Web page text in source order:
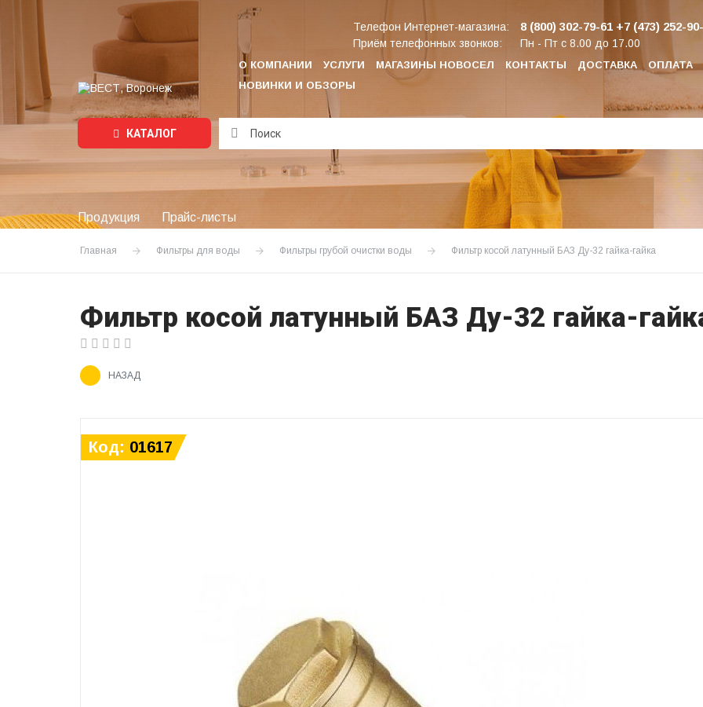
О КОМПАНИИ УСЛУГИ МАГАЗИНЫ НОВОСЕЛ КОНТАКТЫ ДОСТАВКА ОПЛАТА
НОВИНКИ И ОБЗОРЫ
Телефон Интернет-магазина: 8 (800) 302-79-61 +7 (473) 252-
Приём телефонных звонков: Пн - Пт с 8.00 до 17.00
КАТАЛОГ
Подождите...
Продукция Прайс-листы
Главная Фильтры для воды Фильтры грубой очистки воды Фильтр косой латунный БАЗ Ду-32 гайка-гайка
Фильтр косой латунный БАЗ Ду-32 гайка-
НАЗАД
Код: 01617